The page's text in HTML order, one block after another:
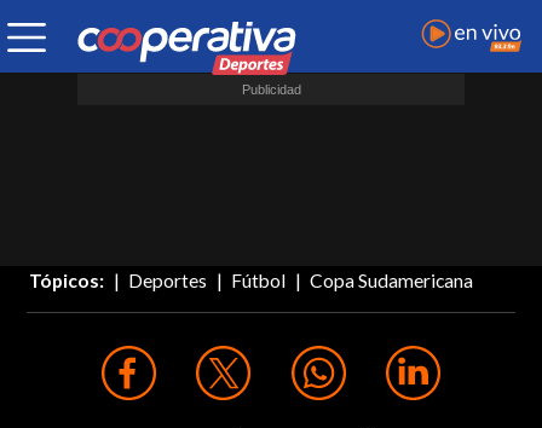
Tópicos: Deportes Fútbol Copa Sudamericana